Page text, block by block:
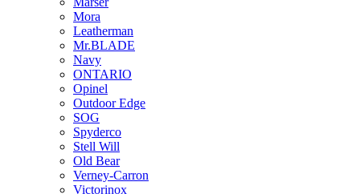
Mora
Leatherman
Mr.BLADE
Navy
ONTARIO
Opinel
Outdoor Edge
SOG
Spyderco
Stell Will
Old Bear
Verney-Carron
Victorinox